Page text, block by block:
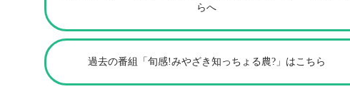
らへ
過去の番組「旬感!みやざき知っちょる農?」はこちら